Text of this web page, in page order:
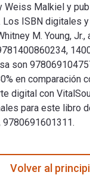
Weiss Malkiel y
ISBN digitales
M. Young,
son
en comparación
digital con
para este libro
Volver al